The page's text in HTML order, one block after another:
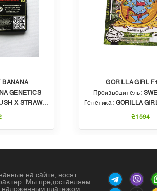
BANANA
GENETICS
PHENO OF BUBBLE GUM
GORILLA GIRL F1
Производитель:
Генетика: GORILLA GIRL X SUPER
₴1594
на сайте, носят
Мы предоставляем
наложенным платежом